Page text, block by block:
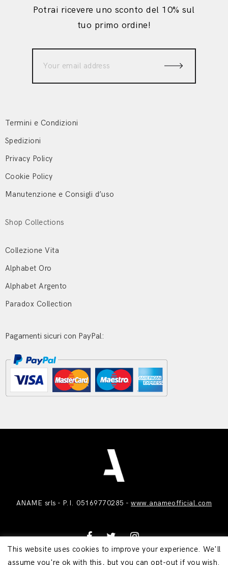
Potrai ricevere uno sconto del 10% sul
tuo primo ordine!
Termini e Condizioni
Spedizioni
Privacy Policy
Cookie Policy
Manutenzione e Consigli d’uso
Shop Collections
Collezione Vita
Alphabet Oro
Alphabet Argento
Paradox Collection
Pagamenti sicuri con PayPal:
ANAME srls - P.I. 05169770285 -www.anameofficial.com
This website uses cookies to improve your experience. We'll
assume you're ok with this, but you can opt-out if you wish.